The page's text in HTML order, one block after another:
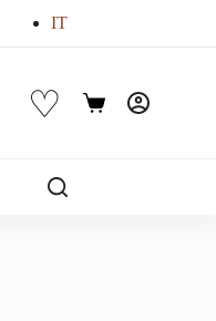
IT
♡ Carrello